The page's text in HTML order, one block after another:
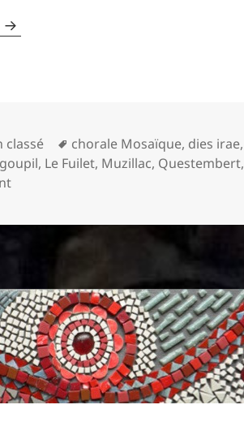
Dies irae, pièce clé du Requiem
classé
Mots-
clés
chorale Mosaïque, dies irae,
, Le Fuilet, Muzillac, Questembert,